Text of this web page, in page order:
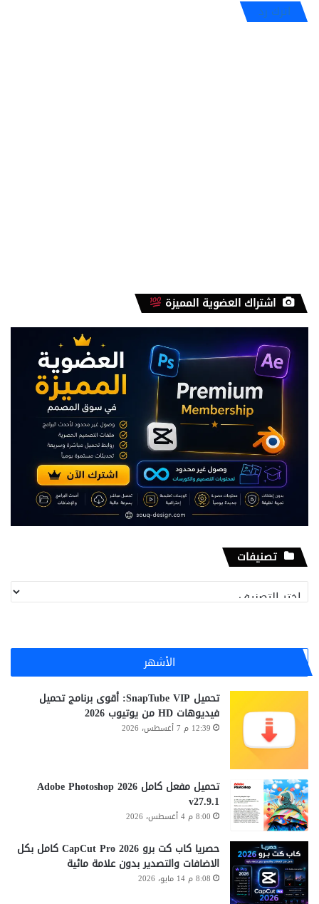
اترك رد
اشتراك العضوية المميزة
تصنيفات
تصنيفات
الأشهر
تحميل SnapTube VIP: أقوى برنامج تحميل
فيديوهات HD من يوتيوب 2026
12:39 م 7 أغسطس، 2026
تحميل مفعل كامل Adobe Photoshop 2026
v27.9.1
8:00 م 4 أغسطس، 2026
حصريا كاب كت برو CapCut Pro 2026 كامل بكل
الاضافات والتصدير بدون علامة مائية
8:08 م 14 مايو، 2026